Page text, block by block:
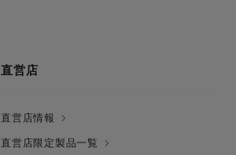
直営店
直営店情報
直営店限定製品一覧